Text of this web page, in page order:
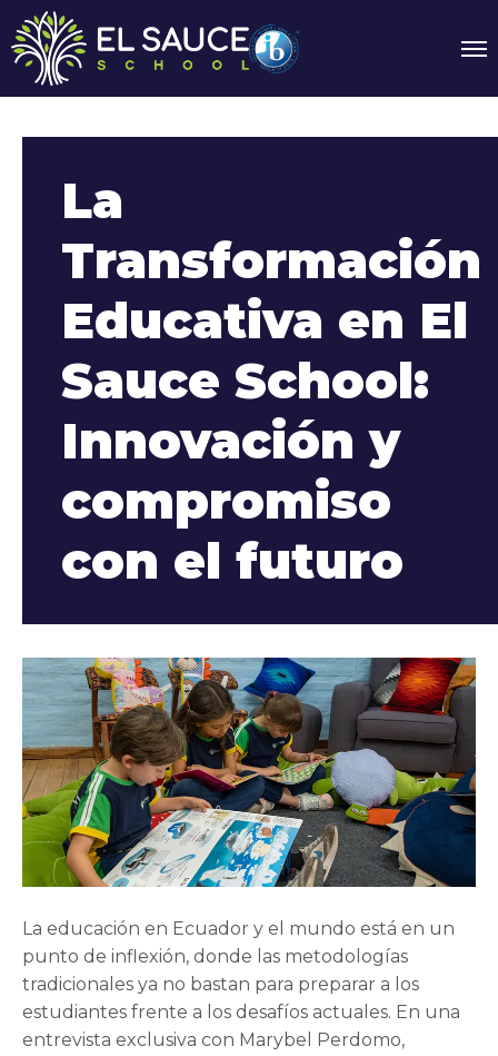
La
Transformación
Educativa en El
Sauce School:
Innovación y
compromiso
con el futuro
La educación en Ecuador y el mundo está en un
punto de inflexión, donde las metodologías
tradicionales ya no bastan para preparar a los
estudiantes frente a los desafíos actuales. En una
entrevista exclusiva con Marybel Perdomo,